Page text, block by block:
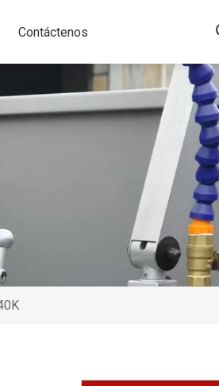
Contáctenos